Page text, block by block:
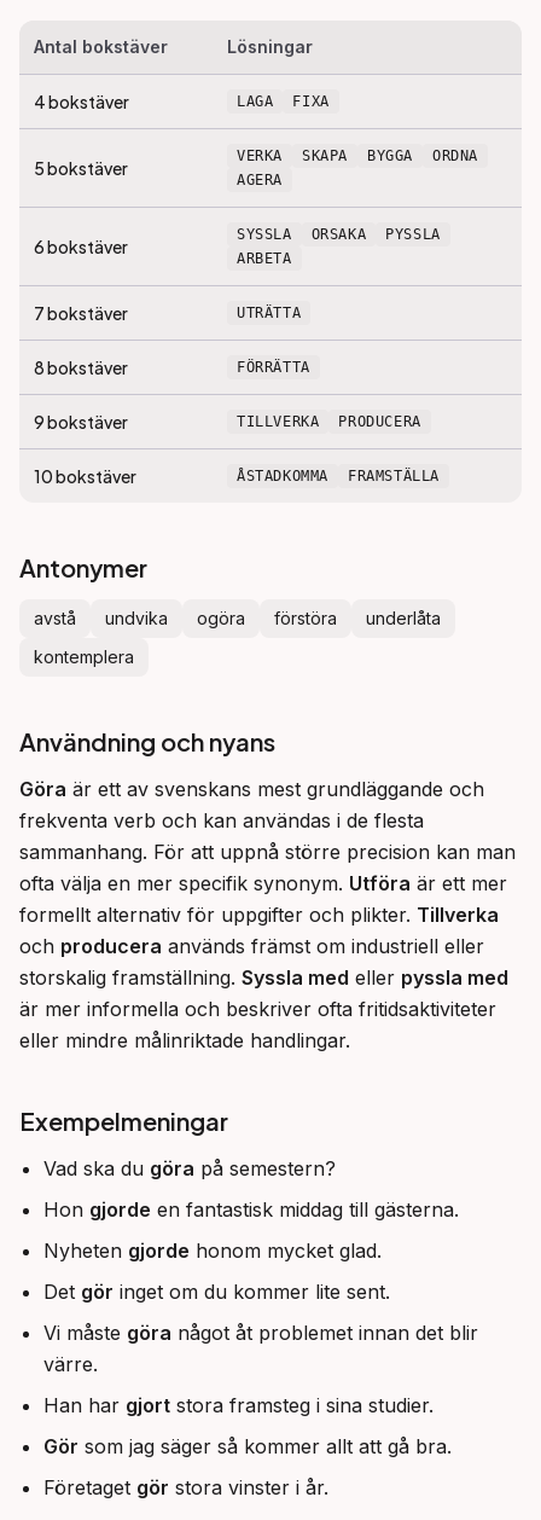
Antal bokstäver Lösningar
4bokstäver LAGA FIXA
5bokstäver
VERKA SKAPA BYGGA
ORDNA
AGERA
6bokstäver
SYSSLA ORSAKA
PYSSLA
ARBETA
7bokstäver UTRÄTTA
8bokstäver FÖRRÄTTA
9bokstäver TILLVERKA PRODUCERA
10bokstäver ÅSTADKOMMA FRAMSTÄLLA
Antonymer
avstå undvika ogöra förstöra
underlåta
kontemplera
Användning och nyans
Göra är ett av svenskans mest grundläggande och
frekventa verb och kan användas i de flesta
sammanhang. För att uppnå större precision kan man
ofta välja en mer specifik synonym. Utföra är ett mer
formellt alternativ för uppgifter och plikter. Tillverka
och producera används främst om industriell eller
storskalig framställning. Syssla med eller pyssla med
är mer informella och beskriver ofta fritidsaktiviteter
eller mindre målinriktade handlingar.
Exempelmeningar
Vad ska du göra på semestern?
Hon gjorde en fantastisk middag till gästerna.
Nyheten gjorde honom mycket glad.
Det gör inget om du kommer lite sent.
Vi måste göra något åt problemet innan det blir
värre.
Han har gjort stora framsteg i sina studier.
Gör som jag säger så kommer allt att gå bra.
Företaget gör stora vinster i år.